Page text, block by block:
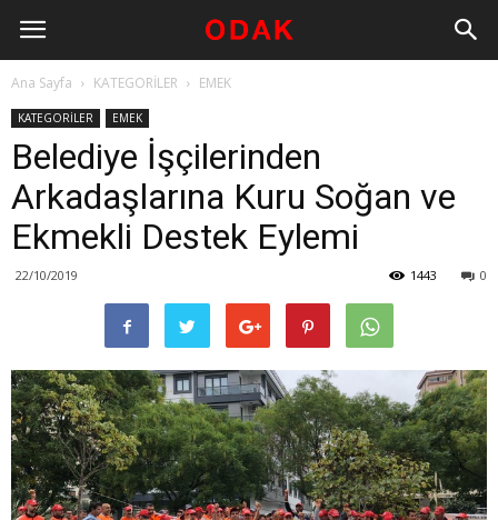
Ana Sayfa KATEGORİLER EMEK
KATEGORİLER EMEK
Belediye İşçilerinden
Arkadaşlarına Kuru Soğan ve
Ekmekli Destek Eylemi
22/10/2019 0
1443